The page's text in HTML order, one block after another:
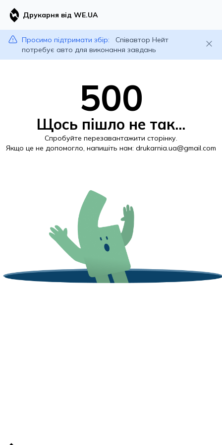
Друкарня від WE.UA
Просимо підтримати збір:
Співавтор Нейт
потребує авто для виконання завдань
500
Щось пішло не так...
Спробуйте перезавантажити сторінку.
Якщо це не допомогло, напишіть нам: drukarnia.ua@gmail.com